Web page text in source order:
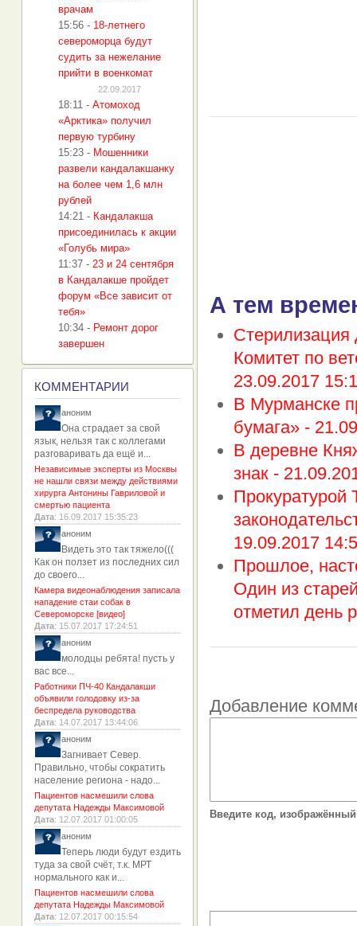
А тем
Комитет по
23.09.2017
В Мурманске
бумага» -
В деревне
знак -
Прокуратурой
19.09.2017
Прошлое,
Один из
отметил день
Добавление
Введите код,
врачам
15:56 - 18-летнего
североморца будут
судить за нежелание
прийти в военкомат
22.09.2017
18:11 - Атомоход
«Арктика» получил
первую турбину
15:23 - Мошенники
развели кандалакшанку
на более чем 1,6 млн
рублей
14:21 - Кандалакша
присоединилась к акции
«Голубь мира»
11:37 - 23 и 24 сентября
в Кандалакше пройдет
форум «Все зависит от
тебя»
10:34 - Ремонт дорог
завершен
КОММЕНТАРИИ
аноним
Она страдает за свой
язык, нельзя так с коллегами
разговаривать да ещё и...
Независимые эксперты из Москвы
не нашли связи между действиями
хирурга Антонины Гавриловой и
смертью пациента
Дата: 16.09.2017 15:35:23
аноним
Видеть это так тяжело(((
Как он ползет из последних сил
до своего...
Камера видеонаблюдения записала
нападение стаи собак в
Североморске [видео]
Дата: 15.07.2017 17:24:51
аноним
молодцы ребята! пусть у
вас все...
Работники ПЧ-40 Кандалакши
объявили голодовку из-за
беспредела руководства
Дата: 14.07.2017 13:44:06
аноним
Загнивает Север.
Правильно, чтобы сократить
население региона - надо...
Пациентов насмешили слова
депутата Надежды Максимовой
Дата: 12.07.2017 01:00:05
аноним
Теперь люди будут ездить
туда за свой счёт, т.к. МРТ
нормального как и...
Пациентов насмешили слова
депутата Надежды Максимовой
Дата: 12.07.2017 00:15:54